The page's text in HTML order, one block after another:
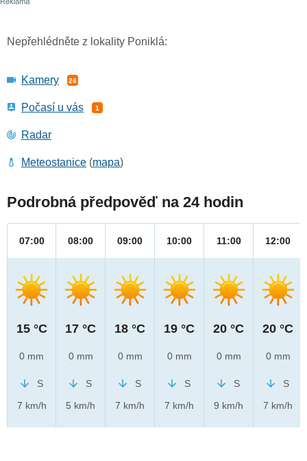
Nepřehlédněte z lokality Poniklá:
Kamery 26
Počasí u vás 1
Radar
Meteostanice (mapa)
Podrobná předpověď na 24 hodin
07:00
15 °C
0 mm
S
7 km/h
08:00
17 °C
0 mm
S
5 km/h
09:00
18 °C
0 mm
S
7 km/h
10:00
19 °C
0 mm
S
7 km/h
11:00
20 °C
0 mm
S
9 km/h
12:00
20 °C
0 mm
S
7 km/h